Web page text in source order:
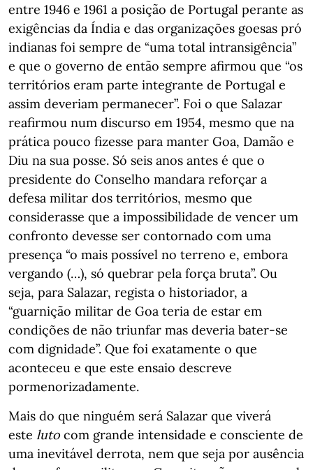
entre 1946 e 1961 a posição de Portugal perante as
exigências da Índia e das organizações goesas pró
indianas foi sempre de “uma total intransigência”
e que o governo de então sempre afirmou que “os
territórios eram parte integrante de Portugal e
assim deveriam permanecer”. Foi o que Salazar
reafirmou num discurso em 1954, mesmo que na
prática pouco fizesse para manter Goa, Damão e
Diu na sua posse. Só seis anos antes é que o
presidente do Conselho mandara reforçar a
defesa militar dos territórios, mesmo que
considerasse que a impossibilidade de vencer um
confronto devesse ser contornado com uma
presença “o mais possível no terreno e, embora
vergando (…), só quebrar pela força bruta”. Ou
seja, para Salazar, regista o historiador, a
“guarnição militar de Goa teria de estar em
condições de não triunfar mas deveria bater-se
com dignidade”. Que foi exatamente o que
aconteceu e que este ensaio descreve
pormenorizadamente.
Mais do que ninguém será Salazar que viverá
este luto com grande intensidade e consciente de
uma inevitável derrota, nem que seja por ausência